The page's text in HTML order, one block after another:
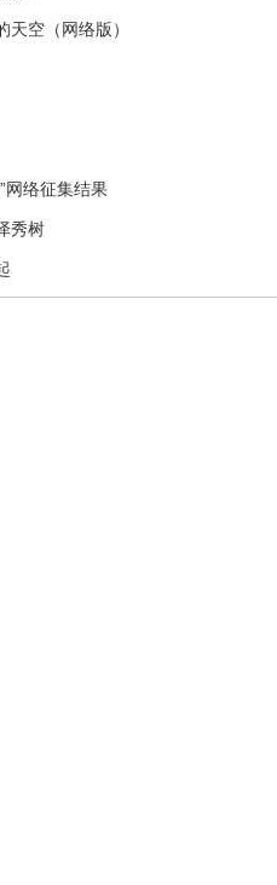
空（网络版）
网络征集结果
秀树